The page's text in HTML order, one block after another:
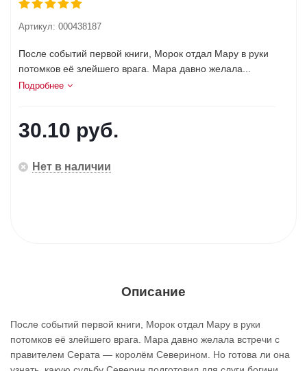
Артикул: 000438187
После событий первой книги, Морок отдал Мару в руки
потомков её злейшего врага. Мара давно желала...
Подробнее
30.10 руб.
Нет в наличии
Описание
После событий первой книги, Морок отдал Мару в руки
потомков её злейшего врага. Мара давно желала встречи с
правителем Серата — королём Северином. Но готова ли она